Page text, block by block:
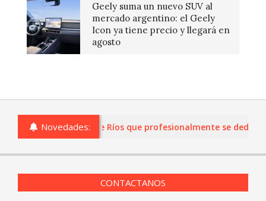
Geely suma un nuevo SUV al
mercado argentino: el Geely
Icon ya tiene precio y llegará en
agosto
Novedades:
o comercios de Entre Ríos que profesionalmente se
CONTACTANOS